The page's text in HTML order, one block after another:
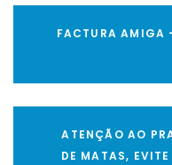
FACTURA AMIGA
ATENÇÃO AO
DE MATAS,